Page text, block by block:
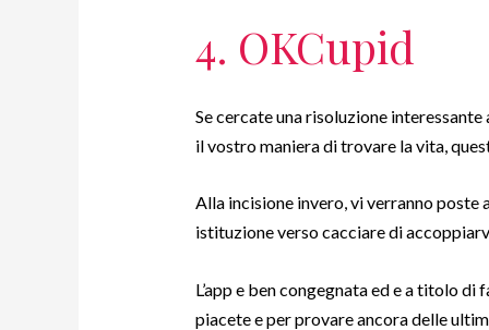
4. OKCupid
Se cercate una risoluzione
il vostro maniera di trovare la vita,
Alla incisione invero, vi verranno poste
istituzione verso cacciare di
L’app e ben congegnata ed e a titolo
piacete e per provare ancora delle